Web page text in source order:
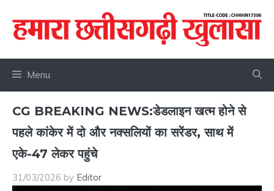
content
Menu
CG BREAKING NEWS:डेडलाइन खत्म होने से
पहले कांकेर में दो और नक्सलियों का सरेंडर, साथ में
एके-47 लेकर पहुंचे
31/03/2026 by Editor